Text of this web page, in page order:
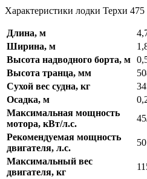
Характеристики лодки Терхи 475
Длина, м
Ширина, м
Высота надводного борта, м
Высота транца, мм
Сухой вес судна, кг
Осадка, м
Максимальная мощность
мотора, кВт/л.с.
Рекомендуемая мощность
двигателя, л.с.
50
Максимальный вес
двигателя, кг